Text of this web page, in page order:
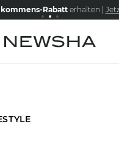
The Iconic Limited Chrome
Rabatt erhalten |
schon ab 69€